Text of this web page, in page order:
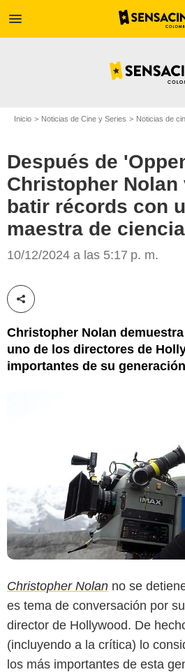
menu
Inicio Noticias de Cine y Series Noticias de
Después de
Christopher Nolan
batir récords con
maestra de
10/12/2024 a las 5:17 p. m.
Compartir esta noticia
Christopher Nolan
uno de los directores de
importantes de su generación
Warner Bros.
Christopher Nolan no se
es tema de conversación por
director de Hollywood. De
(incluyendo a la crítica) lo
los más importantes de esta